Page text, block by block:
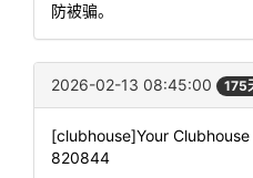
防被骗。
2026-02-13 08:45:00 175
[clubhouse]Your
820844